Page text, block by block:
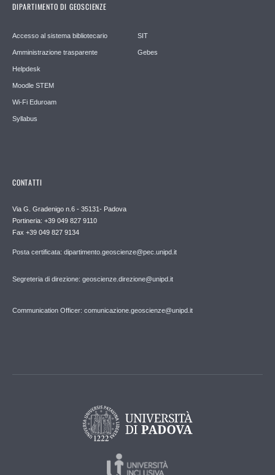
DIPARTIMENTO DI GEOSCIENZE
Accesso al sistema bibliotecario
Amministrazione trasparente
Helpdesk
Moodle STEM
Wi-Fi Eduroam
Syllabus
SIT
Gebes
CONTATTI
Via G. Gradenigo n.6 - 35131- Padova
Portineria: +39 049 827 9110
Fax +39 049 827 9134
Posta certificata: dipartimento.geoscienze@pec.unipd.it
Segreteria di direzione: geoscienze.direzione@unipd.it
Communication Officer: comunicazione.geoscienze@unipd.it